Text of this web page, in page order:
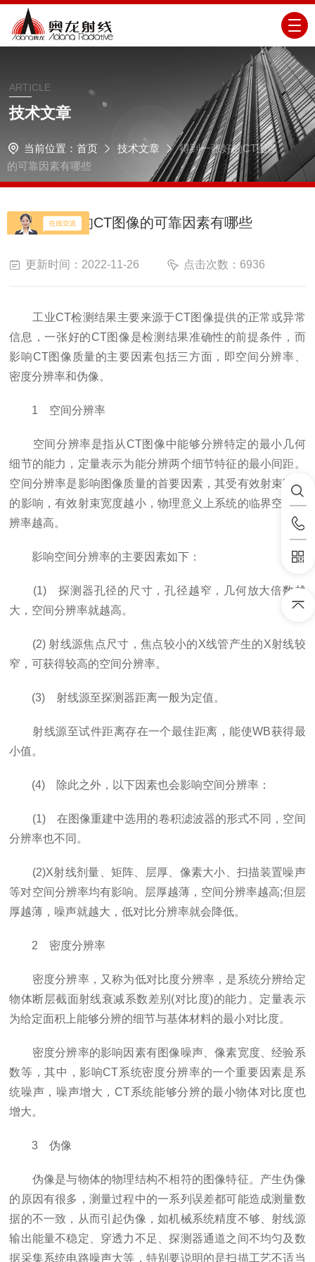
ARTICLE
技术文章
当前位置： 首页 技术文章
得到一张好的CT图像
的可靠因素有哪些
得到一张好的CT图像的可靠因素有哪些
更新时间：2022-11-26 点击次数：6936
工业CT检测结果主要来源于CT图像提供的正常或异常
信息，一张好的CT图像是检测结果准确性的前提条件，而
影响CT图像质量的主要因素包括三方面，即空间分辨率、
密度分辨率和伪像。
1 空间分辨率
空间分辨率是指从CT图像中能够分辨特定的最小几何
细节的能力，定量表示为能分辨两个细节特征的最小间距。
空间分辨率是影响图像质量的首要因素，其受有效射束宽度
的影响，有效射束宽度越小，物理意义上系统的临界空间分
辨率越高。
影响空间分辨率的主要因素如下：
(1) 探测器孔径的尺寸，孔径越窄，几何放大倍数越
大，空间分辨率就越高。
(2) 射线源焦点尺寸，焦点较小的X线管产生的X射线较
窄，可获得较高的空间分辨率。
(3) 射线源至探测器距离一般为定值。
射线源至试件距离存在一个最佳距离，能使WB获得最
小值。
(4) 除此之外，以下因素也会影响空间分辨率：
(1) 在图像重建中选用的卷积滤波器的形式不同，空间
分辨率也不同。
(2)X射线剂量、矩阵、层厚、像素大小、扫描装置噪声
等对空间分辨率均有影响。层厚越薄，空间分辨率越高;但层
厚越薄，噪声就越大，低对比分辨率就会降低。
2 密度分辨率
密度分辨率，又称为低对比度分辨率，是系统分辨给定
物体断层截面射线衰减系数差别(对比度)的能力。定量表示
为给定面积上能够分辨的细节与基体材料的最小对比度。
密度分辨率的影响因素有图像噪声、像素宽度、经验系
数等，其中，影响CT系统密度分辨率的一个重要因素是系
统噪声，噪声增大，CT系统能够分辨的最小物体对比度也
增大。
3 伪像
伪像是与物体的物理结构不相符的图像特征。产生伪像
的原因有很多，测量过程中的一系列误差都可能造成测量数
据的不一致，从而引起伪像，如机械系统精度不够、射线源
输出能量不稳定、穿透力不足、探测器通道之间不均匀及数
据采集系统电路噪声大等，特别要说明的是扫描工艺不适当